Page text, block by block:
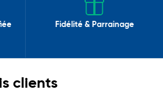
Fidélité & Parrainage
clients